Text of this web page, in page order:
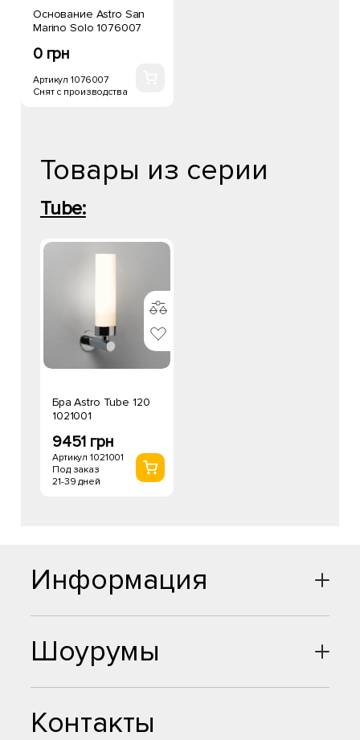
Основание Astro San
Marino Solo 1076007
0 грн
Артикул 1076007
Снят с производства
Товары из серии
Tube:
Бра Astro Tube 120
1021001
9451 грн
Артикул 1021001
Под заказ
21-39 дней
Шоурумы
Контакты
Информация